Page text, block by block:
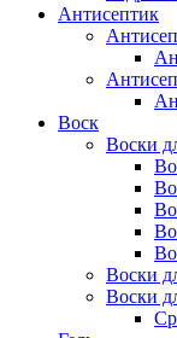
Антисептик
Воск
Воски
Воски
Воски